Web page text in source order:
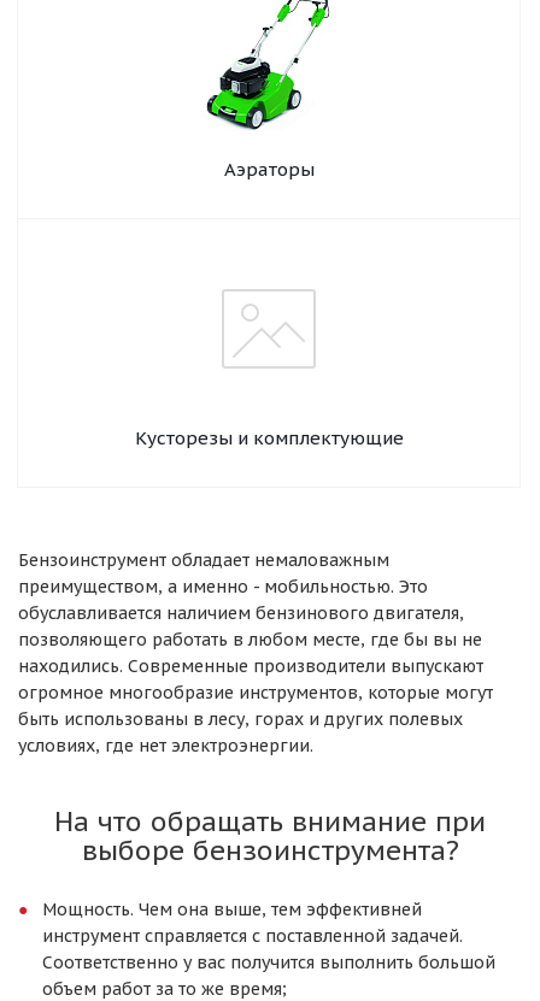
Аэраторы
Кусторезы и комплектующие
Бензоинструмент обладает немаловажным
преимуществом, а именно - мобильностью. Это
обуславливается наличием бензинового двигателя,
позволяющего работать в любом месте, где бы вы не
находились. Современные производители выпускают
огромное многообразие инструментов, которые могут
быть использованы в лесу, горах и других полевых
условиях, где нет электроэнергии.
На что обращать внимание при
выборе бензоинструмента?
Мощность. Чем она выше, тем эффективней
инструмент справляется с поставленной задачей.
Соответственно у вас получится выполнить большой
объем работ за то же время;